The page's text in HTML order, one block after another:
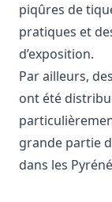
piqûres de
pratiques et
d’exposition.
Par ailleurs,
ont été
grande partie
dans les